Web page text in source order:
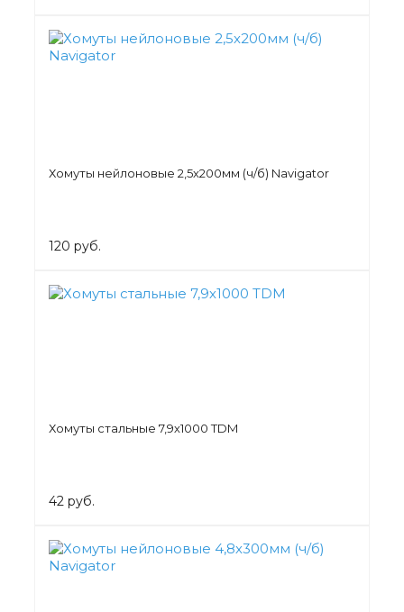
Хомуты нейлоновые 2,5х200мм (ч/б) Navigator
120 руб.
Хомуты стальные 7,9х1000 TDM
42 руб.